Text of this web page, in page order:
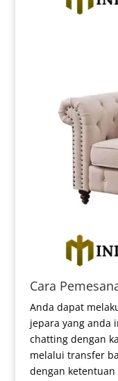
Cara
Anda dapat
jepara yang anda
chatting dengan
melalui transfer
dengan